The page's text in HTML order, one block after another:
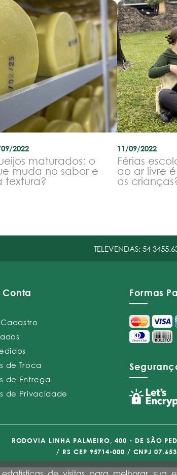
2022
maturados: o
muda no sabor e
textura?
11/09/2022
Férias
ao ar livre
as
TELEVENDAS: 54
de Troca
de Entrega
de Privacidade
Formas
RODOVIA LINHA PALMEIRO, 400 - DE SÃO
/ RS CEP 95714-000 / CNPJ